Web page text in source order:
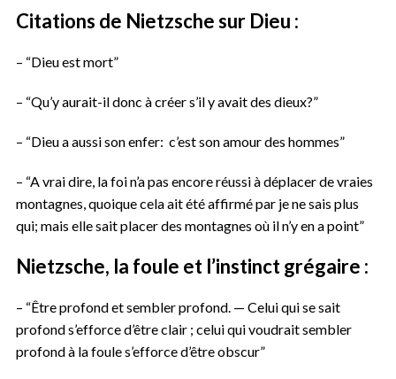
Citations de Nietzschesur Dieu :
– “Dieu est mort”
– “Qu’y aurait-il donc à créer s’il y avait des dieux?”
– “Dieu a aussi son enfer: c’est son amour des hommes”
– “A vrai dire, la foi n’a pas encore réussi à déplacer de vraies
montagnes, quoique cela ait été affirmé par je ne sais plus
qui; mais elle sait placer des montagnes où il n’y en a point”
Nietzsche, la foule et l’instinct grégaire :
– “Être profond et sembler profond. — Celui qui se sait
profond s’efforce d’être clair ; celui qui voudrait sembler
profond à la foule s’efforce d’être obscur”